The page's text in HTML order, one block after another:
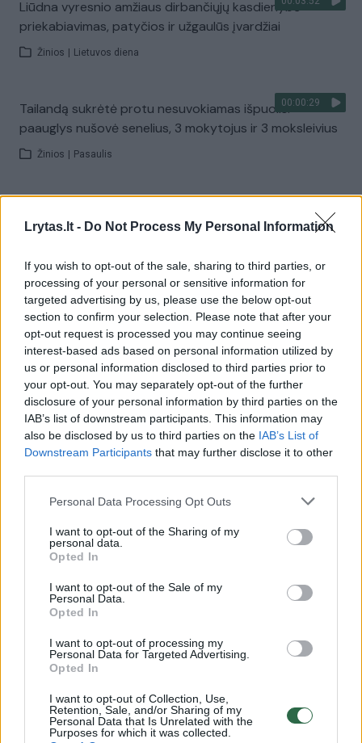
Lrytas.lt - Do Not Process My Personal Information
If you wish to opt-out of the sale, sharing to third parties, or
processing of your personal or sensitive information for
targeted advertising by us, please use the below opt-out
section to confirm your selection. Please note that after your
opt-out request is processed you may continue seeing
interest-based ads based on personal information utilized by
us or personal information disclosed to third parties prior to
your opt-out. You may separately opt-out of the further
disclosure of your personal information by third parties on the
IAB’s list of downstream participants. This information may
also be disclosed by us to third parties on the IAB’s List of
Downstream Participants that may further disclose it to other
Personal Data Processing Opt Outs
I want to opt-out of the Sharing of my
personal data.
Opted In
I want to opt-out of the Sale of my
Personal Data.
Opted In
I want to opt-out of processing my
Personal Data for Targeted Advertising.
Opted In
I want to opt-out of Collection, Use,
Retention, Sale, and/or Sharing of my
Personal Data that Is Unrelated with the
Purposes for which it was collected.
Liūdna vyresnio amžiaus dirbančiųjų kasdienybė –
priekabiavimas, patyčios ir užgaulūs įvardžiai
Žinios Lietuvos diena
00:00:29
Tailandą sukrėtė protu nesuvokiamas išpuolis:
paauglys nušovė senelius, 3 mokytojus ir 3 moksleivius
Žinios Pasaulis
apgynė čempionų vardą
Visi įrašai
Žiūrimiausi įrašai
00:00:30
Vaizdai iš tragiškos avarijos Vilniaus r.: dviejų moterų ir
vaiko gyvybių išgelbėti nepavyko
00:00:57
Savaitės vidurys nusimato karštas: temperatūra kils iki
32 laipsnių šilumos
Žinios | Orai
00:00:59
Nufilmavo, kaip patvino Vilniaus Vakarinis aplinkkelis:
vaizdas pribloškia
Žinios Lietuvos diena